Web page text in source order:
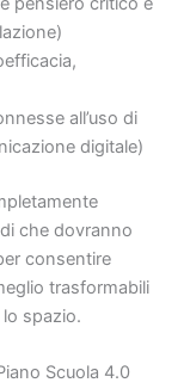
all’uso di
digitale)
che dovranno
consentire
trasformabili
spazio.
Scuola 4.0